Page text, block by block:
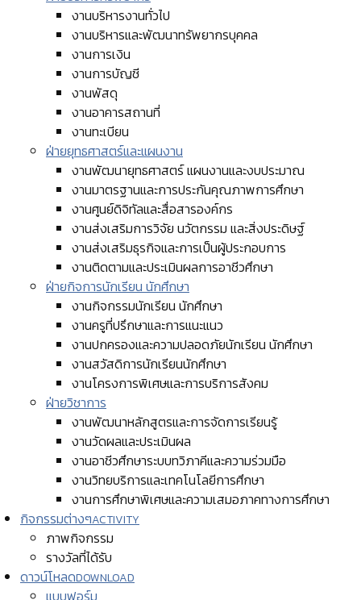
งานบริหารงานทั่วไป
งานบริหารและพัฒนาทรัพยากรบุคคล
งานการเงิน
งานการบัญชี
งานพัสดุ
งานอาคารสถานที่
งานทะเบียน
ฝ่ายยุทธศาสตร์และแผนงาน
งานพัฒนายุทธศาสตร์ แผนงานและงบประมาณ
งานมาตรฐานและการประกันคุณภาพการศึกษา
งานศูนย์ดิจิทัลและสื่อสารองค์กร
งานส่งเสริมการวิจัย นวัตกรรม และสิ่งประดิษฐ์
งานส่งเสริมธุรกิจและการเป็นผู้ประกอบการ
งานติดตามและประเมินผลการอาชีวศึกษา
ฝ่ายกิจการนักเรียน นักศึกษา
งานกิจกรรมนักเรียน นักศึกษา
งานครูที่ปรึกษาและการแนะแนว
งานปกครองและความปลอดภัยนักเรียน นักศึกษา
งานสวัสดิการนักเรียนนักศึกษา
งานโครงการพิเศษและการบริการสังคม
ฝ่ายวิชาการ
งานพัฒนาหลักสูตรและการจัดการเรียนรู้
งานวัดผลและประเมินผล
งานอาชีวศึกษาระบบทวิภาคีและความร่วมมือ
งานวิทยบริการและเทคโนโลยีการศึกษา
งานการศึกษาพิเศษและความเสมอภาคทางการศึกษา
กิจกรรมต่างๆACTIVITY
ภาพกิจกรรม
รางวัลที่ได้รับ
ดาวน์โหลดDOWNLOAD
แบบฟอร์ม